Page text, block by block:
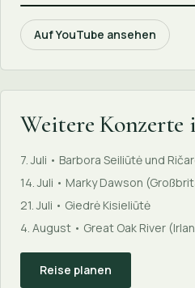
Auf YouTube ansehen
Weitere Konzerte
7. Juli • Barbora Seiliūtė und
14. Juli • Marky Dawson
21. Juli • Giedrė Kisieliūtė
4. August • Great Oak River
Reise planen